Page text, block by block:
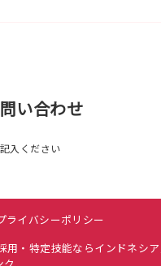
い合わせ
入ください
ライバシーポリシー
用・特定技能ならインドネシ